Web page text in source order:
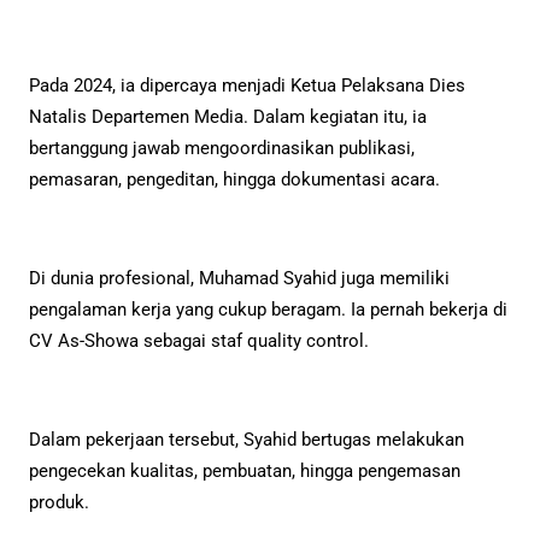
Pada 2024, ia dipercaya menjadi Ketua Pelaksana Dies
Natalis Departemen Media. Dalam kegiatan itu, ia
bertanggung jawab mengoordinasikan publikasi,
pemasaran, pengeditan, hingga dokumentasi acara.
Di dunia profesional, Muhamad Syahid juga memiliki
pengalaman kerja yang cukup beragam. Ia pernah bekerja di
CV As-Showa sebagai staf quality control.
Dalam pekerjaan tersebut, Syahid bertugas melakukan
pengecekan kualitas, pembuatan, hingga pengemasan
produk.